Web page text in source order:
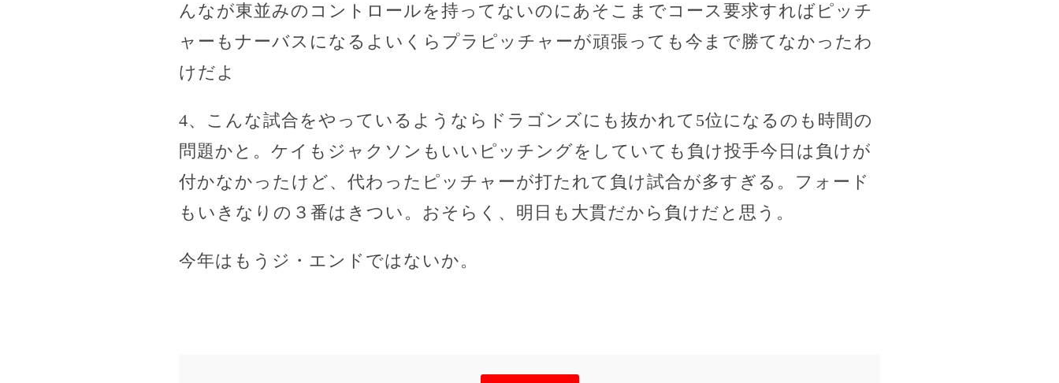
んなが東並みのコントロールを持ってないのにあそこまでコース要求すればピッチ
ャーもナーバスになるよいくらプラピッチャーが頑張っても今まで勝てなかったわ
けだよ
4、こんな試合をやっているようならドラゴンズにも抜かれて5位になるのも時間の
問題かと。ケイもジャクソンもいいピッチングをしていても負け投手今日は負けが
付かなかったけど、代わったピッチャーが打たれて負け試合が多すぎる。フォード
もいきなりの３番はきつい。おそらく、明日も大貫だから負けだと思う。
今年はもうジ・エンドではないか。